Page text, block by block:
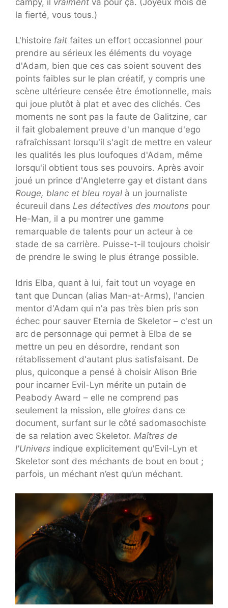
la fierté, vous tous.)
L'histoire fait faites un effort occasionnel pour
prendre au sérieux les éléments du voyage
d'Adam, bien que ces cas soient souvent des
points faibles sur le plan créatif, y compris une
scène ultérieure censée être émotionnelle, mais
qui joue plutôt à plat et avec des clichés. Ces
moments ne sont pas la faute de Galitzine, car
il fait globalement preuve d'un manque d'ego
rafraîchissant lorsqu'il s'agit de mettre en valeur
les qualités les plus loufoques d'Adam, même
lorsqu'il obtient tous ses pouvoirs. Après avoir
joué un prince d'Angleterre gay et distant dans
Rouge, blanc et bleu royal à un journaliste
écureuil dans Les détectives des moutons pour
He-Man, il a pu montrer une gamme
remarquable de talents pour un acteur à ce
stade de sa carrière. Puisse-t-il toujours choisir
de prendre le swing le plus étrange possible.
Idris Elba, quant à lui, fait tout un voyage en
tant que Duncan (alias Man-at-Arms), l'ancien
mentor d'Adam qui n'a pas très bien pris son
échec pour sauver Eternia de Skeletor – c'est un
arc de personnage qui permet à Elba de se
mettre un peu en désordre, rendant son
rétablissement d'autant plus satisfaisant. De
plus, quiconque a pensé à choisir Alison Brie
pour incarner Evil-Lyn mérite un putain de
Peabody Award – elle ne comprend pas
seulement la mission, elle gloires dans ce
document, surfant sur le côté sadomasochiste
de sa relation avec Skeletor. Maîtres de
l'Univers indique explicitement qu'Evil-Lyn et
Skeletor sont des méchants de bout en bout ;
parfois, un méchant n’est qu’un méchant.